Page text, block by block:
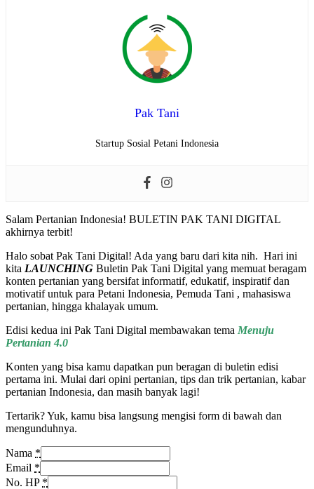
Pak Tani
Startup Sosial Petani Indonesia
Salam Pertanian Indonesia! BULETIN PAK TANI DIGITAL
akhirnya terbit!
Halo sobat Pak Tani Digital! Ada yang baru dari kita nih. Hari ini
kita LAUNCHING Buletin Pak Tani Digital yang memuat beragam
konten pertanian yang bersifat informatif, edukatif, inspiratif dan
motivatif untuk para Petani Indonesia, Pemuda Tani , mahasiswa
pertanian, hingga khalayak umum.
Edisi kedua ini Pak Tani Digital membawakan tema Menuju
Pertanian 4.0
Konten yang bisa kamu dapatkan pun beragan di buletin edisi
pertama ini. Mulai dari opini pertanian, tips dan trik pertanian, kabar
pertanian Indonesia, dan masih banyak lagi!
Tertarik? Yuk, kamu bisa langsung mengisi form di bawah dan
mengunduhnya.
Nama *
Email *
No. HP *